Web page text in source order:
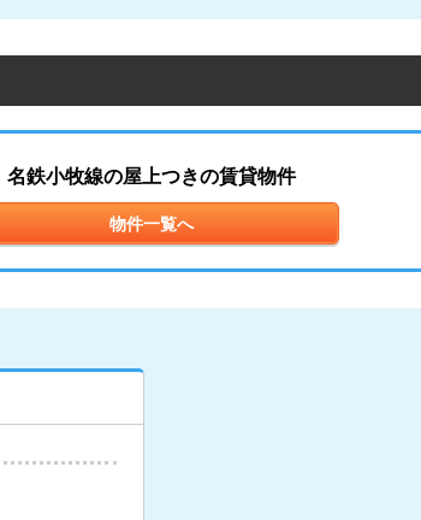
名鉄小牧線の屋上つきの賃貸物件
物件一覧へ